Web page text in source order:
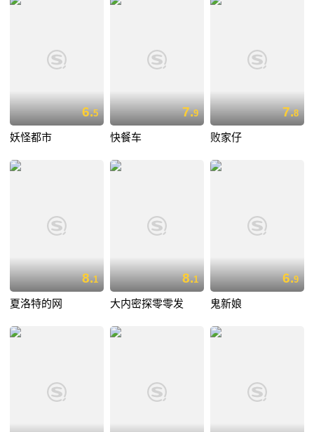
6.5
妖怪都市
7.9
快餐车
7.8
败家仔
8.1
夏洛特的网
8.1
大内密探零零发
6.9
鬼新娘